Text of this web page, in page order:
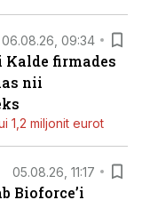
06.08.26, 09:34
firmades
nii
1,2 miljonit eurot
05.08.26, 11:17
Bioforce’i